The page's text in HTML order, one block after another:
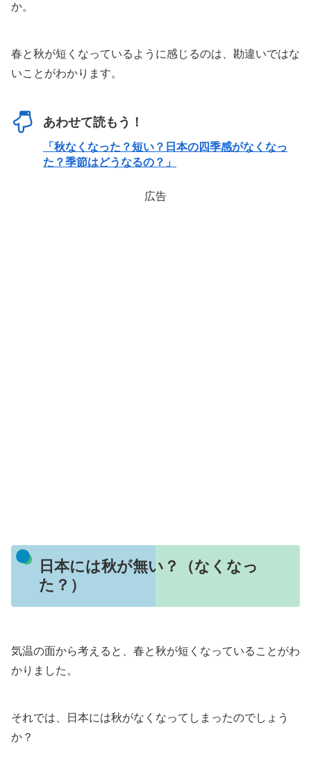
か。
春と秋が短くなっているように感じるのは、勘違いではな
いことがわかります。
あわせて読もう！
「秋なくなった？短い？日本の四季感がなくなっ
た？季節はどうなるの？」
広告
日本には秋が無い？（なくなっ
た？）
気温の面から考えると、春と秋が短くなっていることがわ
かりました。
それでは、日本には秋がなくなってしまったのでしょう
か？